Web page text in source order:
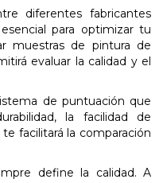
diferentes fabricantes
para optimizar tu
muestras de pintura de
evaluar la calidad y el
de puntuación que
la facilidad de
facilitará la comparación
define la calidad. A